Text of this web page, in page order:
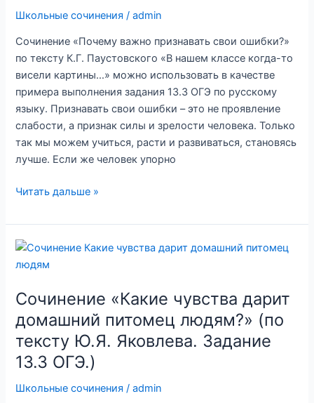
Школьные сочинения /admin
Сочинение «Почему важно признавать свои ошибки?»
по тексту К.Г. Паустовского «В нашем классе когда-то
висели картины…» можно использовать в качестве
примера выполнения задания 13.3 ОГЭ по русскому
языку. Признавать свои ошибки – это не проявление
слабости, а признак силы и зрелости человека. Только
так мы можем учиться, расти и развиваться, становясь
лучше. Если же человек упорно
Сочинение-
на
тему
признавать
свои
ошибки?»
по
тексту
Паустовского
Читать дальше »
Сочинение «Какие чувства дарит
домашний питомец людям?» (по
тексту Ю.Я. Яковлева. Задание
13.3 ОГЭ.)
Школьные сочинения /admin